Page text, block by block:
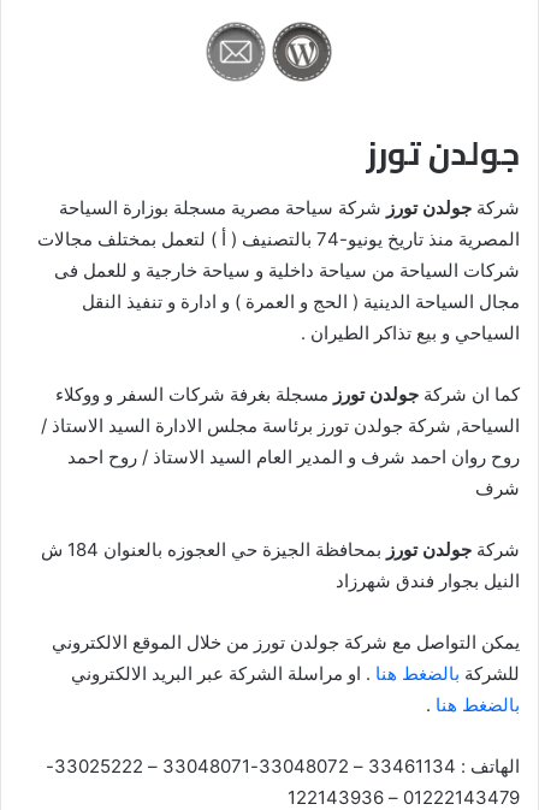
جولدن تورز
شركة جولدن تورز شركة سياحة مصرية مسجلة بوزارة السياحة
المصرية منذ تاريخ يونيو-74 بالتصنيف ( أ ) لتعمل بمختلف مجالات
شركات السياحة من سياحة داخلية و سياحة خارجية و للعمل فى
مجال السياحة الدينية ( الحج و العمرة ) و ادارة و تنفيذ النقل
السياحي و بيع تذاكر الطيران .
كما ان شركة جولدن تورز مسجلة بغرفة شركات السفر و ووكلاء
السياحة, شركة جولدن تورز برئاسة مجلس الادارة السيد الاستاذ /
روح روان احمد شرف و المدير العام السيد الاستاذ / روح احمد
شرف
شركة جولدن تورز
بمحافظة الجيزة حي العجوزه بالعنوان 184 ش
النيل بجوار فندق شهرزاد
يمكن التواصل مع شركة جولدن تورز من خلال الموقع الالكتروني
للشركة بالضغط هنا . او مراسلة الشركة عبر البريد الالكتروني
بالضغط هنا .
الهاتف : 33461134 – 33048072-33048071 – 33025222-
01222143479 – 122143936